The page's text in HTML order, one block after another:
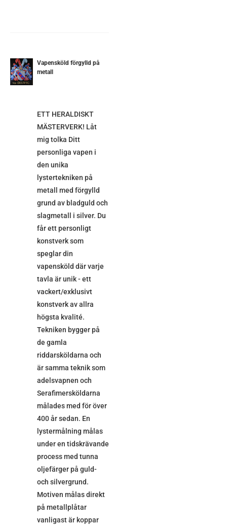
Vapensköld förgylld på
metall
ETT HERALDISKT
MÄSTERVERK! Låt
mig tolka Ditt
personliga vapen i
den unika
lystertekniken på
metall med förgylld
grund av bladguld och
slagmetall i silver. Du
får ett personligt
konstverk som
speglar din
vapensköld där varje
tavla är unik - ett
vackert/exklusivt
konstverk av allra
högsta kvalité.
Tekniken bygger på
de gamla
riddarsköldarna och
är samma teknik som
adelsvapnen och
Serafimersköldarna
målades med för över
400 år sedan. En
lystermålning målas
under en tidskrävande
process med tunna
oljefärger på guld-
och silvergrund.
Motiven målas direkt
på metallplåtar
vanligast är koppar